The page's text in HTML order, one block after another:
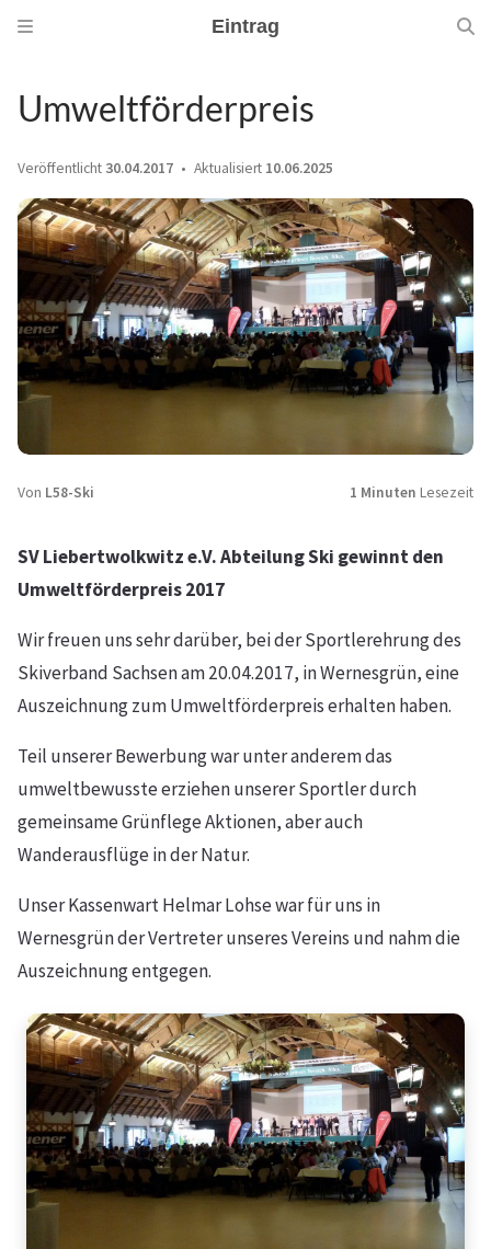
Eintrag
Umweltförderpreis
Veröffentlicht 30.04.2017 Aktualisiert 10.06.2025
Von L58-Ski 1 Minuten Lesezeit
SV Liebertwolkwitz e.V. Abteilung Ski gewinnt den
Umweltförderpreis 2017
Wir freuen uns sehr darüber, bei der Sportlerehrung des
Skiverband Sachsen am 20.04.2017, in Wernesgrün, eine
Auszeichnung zum Umweltförderpreis erhalten haben.
Teil unserer Bewerbung war unter anderem das
umweltbewusste erziehen unserer Sportler durch
gemeinsame Grünflege Aktionen, aber auch
Wanderausflüge in der Natur.
Unser Kassenwart Helmar Lohse war für uns in
Wernesgrün der Vertreter unseres Vereins und nahm die
Auszeichnung entgegen.